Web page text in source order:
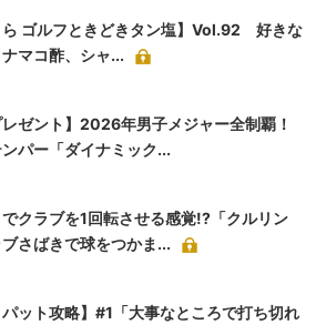
ら ゴルフときどきタン塩】Vol.92 好きな
マコ酢、シャ...
レゼント】2026年男子メジャー全制覇！
ンパー「ダイナミック...
クラブを1回転させる感覚!?「クルリン
さばきで球をつかま...
パット攻略】#1「大事なところで打ち切れ